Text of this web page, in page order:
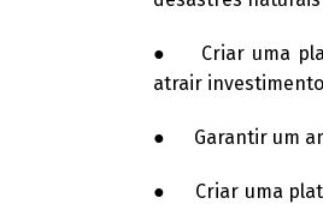
● Criar uma
atrair
● Garantir um
● Criar uma